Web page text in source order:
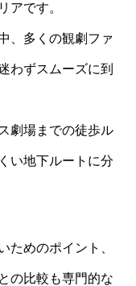
アです。
、多くの観劇ファ
わずスムーズに到
劇場までの徒歩ル
い地下ルートに分
ためのポイント、
の比較も専門的な